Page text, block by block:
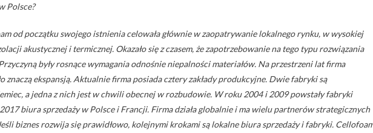
Polsce?
od początku swojego istnienia celowała głównie w zaopatrywanie lokalnego rynku, w wysokiej
akustycznej i termicznej. Okazało się z czasem, że zapotrzebowanie na tego typu rozwiązania
były rosnące wymagania odnośnie niepalności materiałów. Na przestrzeni lat firma
znaczą ekspansją. Aktualnie firma posiada cztery zakłady produkcyjne. Dwie fabryki są
a jedna z nich jest w chwili obecnej w rozbudowie. W roku 2004 i 2009 powstały fabryki
biura sprzedaży w Polsce i Francji. Firma działa globalnie i ma wielu partnerów strategicznych
biznes rozwija się prawidłowo, kolejnymi krokami są lokalne biura sprzedaży i fabryki.